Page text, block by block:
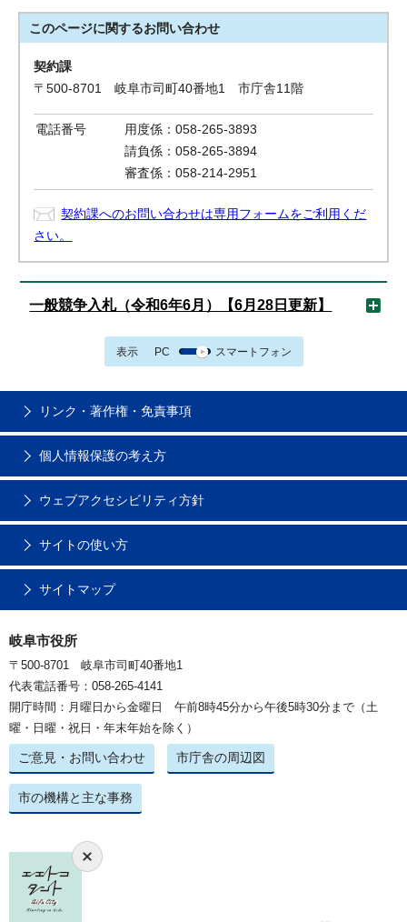
このページに関するお問い合わせ
契約課
〒500-8701 岐阜市司町40番地1 市庁舎11階
電話番号
用度係：058-265-3893
請負係：058-265-3894
審査係：058-214-2951
契約課へのお問い合わせは専用フォームをご利用くだ
さい。
一般競争入札（令和6年6月）【6月28日更新】
表示 PC スマートフォン
リンク・著作権・免責事項
個人情報保護の考え方
ウェブアクセシビリティ方針
サイトの使い方
サイトマップ
岐阜市役所
〒500-8701 岐阜市司町40番地1
代表電話番号：058-265-4141
開庁時間：月曜日から金曜日 午前8時45分から午後5時30分まで（土
曜・日曜・祝日・年末年始を除く）
ご意見・お問い合わせ 市庁舎の周辺図
市の機構と主な事務